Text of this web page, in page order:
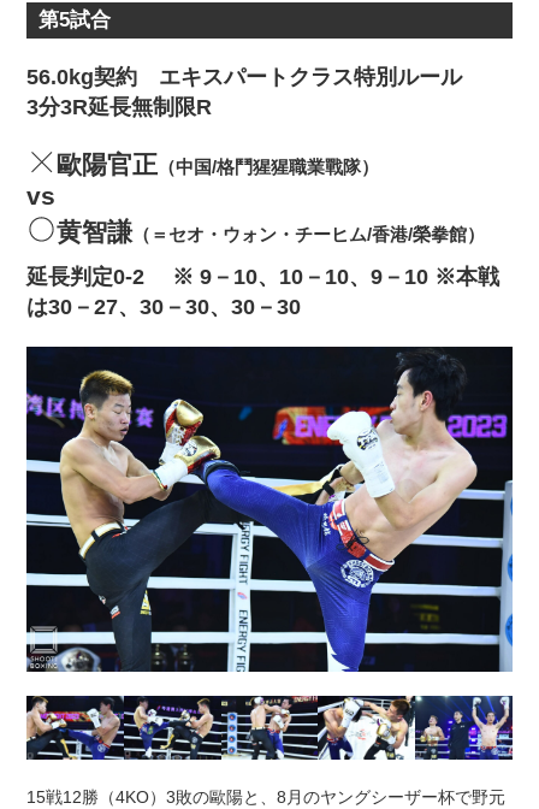
第5試合
56.0kg契約 エキスパートクラス特別ルール
3分3R延長無制限R
歐陽官正 （中国/格鬥猩猩職業戰隊）
vs
黄智謙（＝セオ・ウォン・チーヒム/香港/榮拳館）
延長判定0‐2 ※ 9－10、10－10、9－10 ※本戦
は30－27、30－30、30－30
15戦12勝（4KO）3敗の歐陽と、8月のヤングシーザー杯で野元